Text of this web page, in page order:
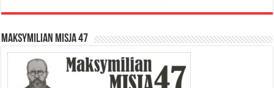
Maksymilian Misja 47